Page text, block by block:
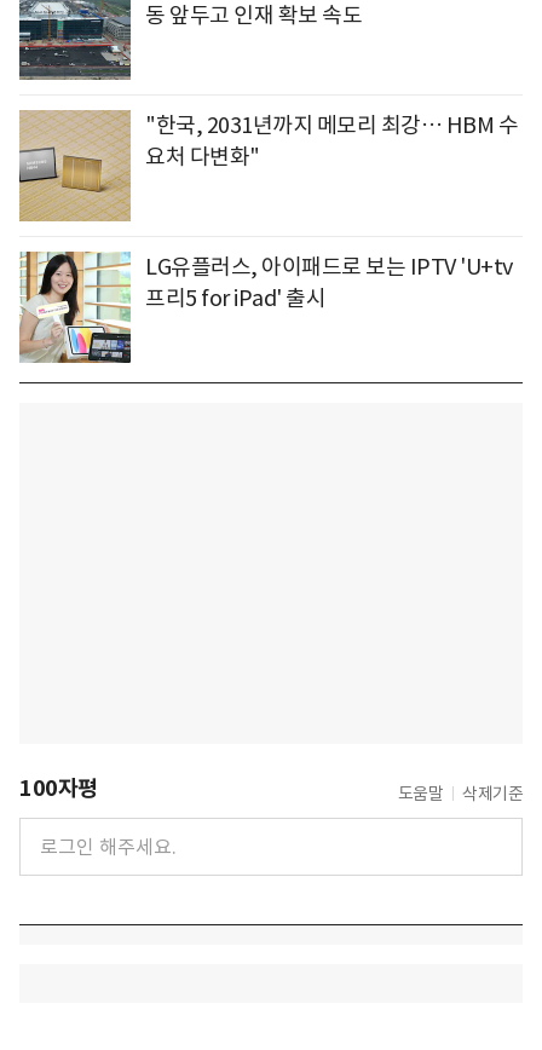
동 앞두고 인재 확보 속도
"한국, 2031년까지 메모리 최강… HBM 수
요처 다변화"
LG유플러스, 아이패드로 보는 IPTV 'U+tv
프리5 for iPad' 출시
100자평 도움말 삭제기준